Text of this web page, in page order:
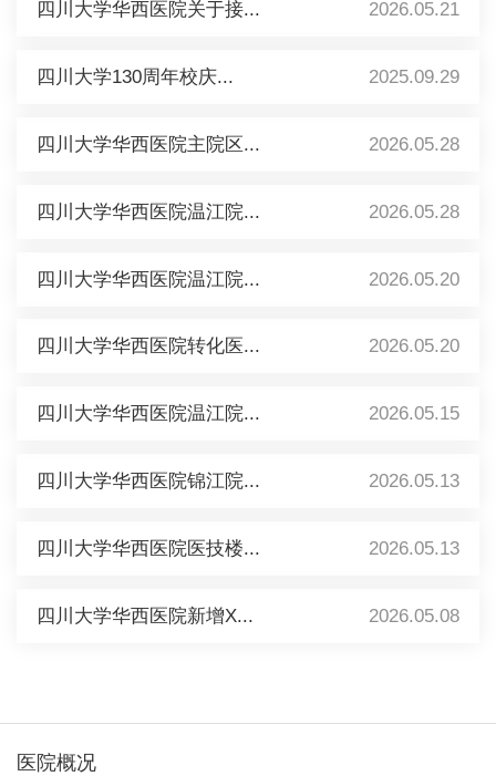
四川大学华西医院关于接... 2026.05.21
四川大学130周年校庆... 2025.09.29
四川大学华西医院主院区... 2026.05.28
四川大学华西医院温江院... 2026.05.28
四川大学华西医院温江院... 2026.05.20
四川大学华西医院转化医... 2026.05.20
四川大学华西医院温江院... 2026.05.15
四川大学华西医院锦江院... 2026.05.13
四川大学华西医院医技楼... 2026.05.13
四川大学华西医院新增X... 2026.05.08
医院概况